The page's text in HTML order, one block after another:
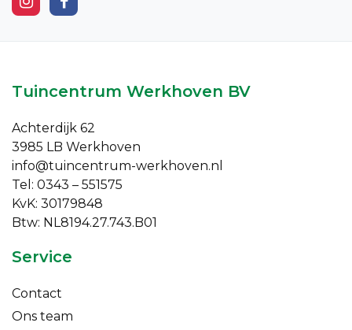
Tuincentrum Werkhoven BV
Achterdijk 62
3985 LB Werkhoven
info@tuincentrum-werkhoven.nl
Tel: 0343 – 551575
KvK: 30179848
Btw: NL8194.27.743.B01
Service
Contact
Ons team